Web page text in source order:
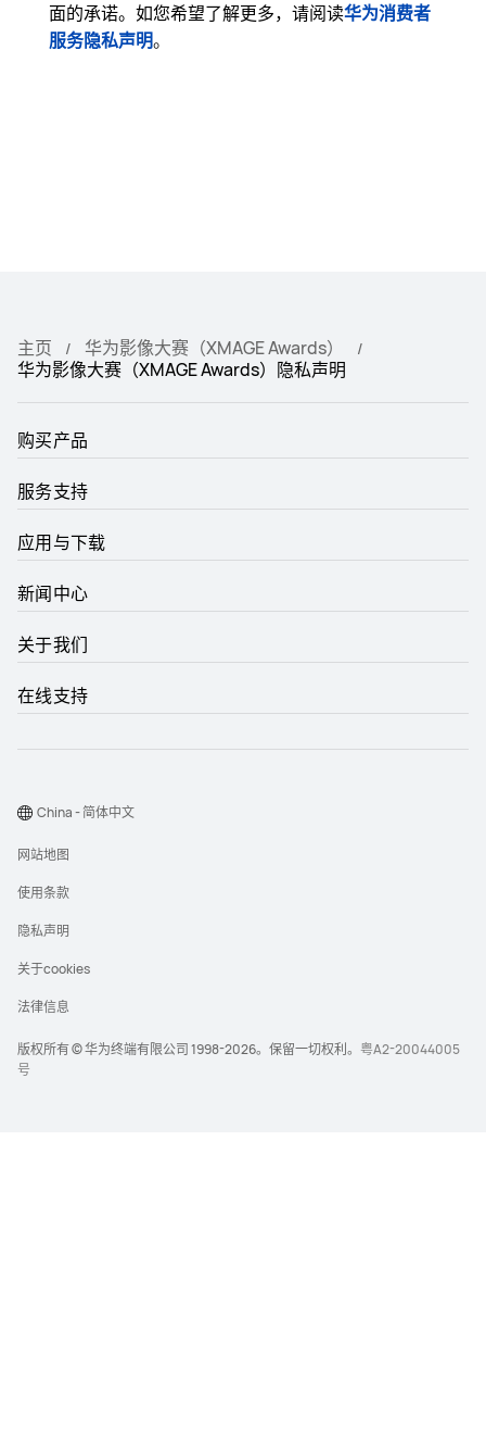
面的承诺。如您希望了解更多，请阅读华为消费者
服务隐私声明。
主页
华为影像大赛（XMAGE Awards）
华为影像大赛（XMAGE Awards）隐私声明
购买产品
服务支持
应用与下载
新闻中心
关于我们
在线支持
版权所有 © 华为终端有限公司 1998-2026。保留一切权利。 粤A2-20044005
号
网站地图
使用条款
隐私声明
关于cookies
法律信息
China - 简体中文